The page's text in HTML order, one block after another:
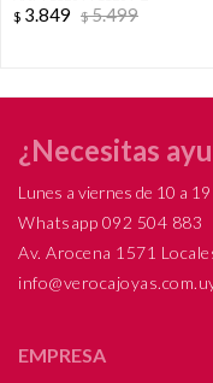
$ 3.849 $5.499
¿Necesitas
Lunes a viernes de 10 a
Whatsapp 092 504 883
Av. Arocena 1571
EMPRESA